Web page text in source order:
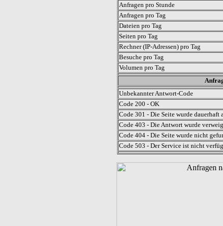
Anfragen pro Stunde
Anfragen pro Tag
Dateien pro Tag
Seiten pro Tag
Rechner (IP-Adressen) pro Tag
Besuche pro Tag
Volumen pro Tag
Unbekannter Antwort-Code
Code 200 - OK
Code 301 - Die Seite wurde dauerhaft
Code 403 - Die Antwort wurde
Code 404 - Die Seite wurde nicht
Code 503 - Der Service ist nicht